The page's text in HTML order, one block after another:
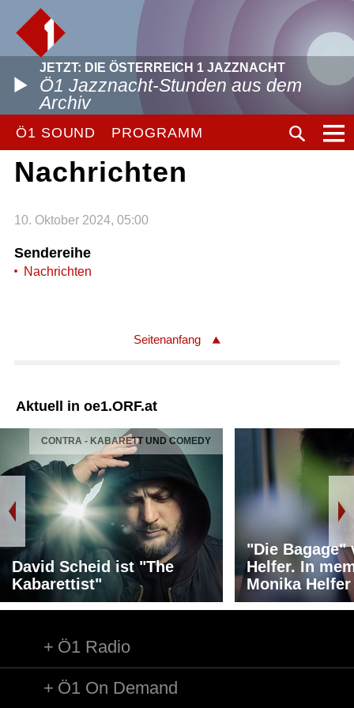
JETZT: DIE ÖSTERREICH 1 JAZZNACHT
Ö1 Jazznacht-Stunden aus dem
Archiv
Ö1 SOUND PROGRAMM
Nachrichten
10. Oktober 2024, 05:00
Sendereihe
Nachrichten
Seitenanfang
Aktuell in oe1.ORF.at
CONTRA - KABARETT UND COMEDY
David Scheid ist "The
Kabarettist"
"Die Bagage"
Helfer. In
Monika Helfer
Ö1 Radio
Ö1 On Demand